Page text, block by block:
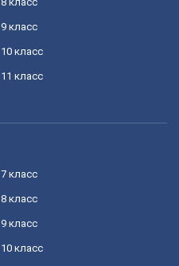
9 класс
10 класс
11 класс
7 класс
8 класс
9 класс
10 класс